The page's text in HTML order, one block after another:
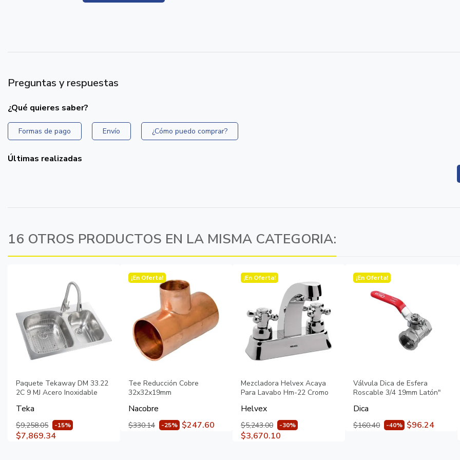
Preguntas y respuestas
¿Qué quieres saber?
Formas de pago Envío ¿Cómo puedo comprar?
Últimas realizadas
16 OTROS PRODUCTOS EN LA MISMA CATEGORIA:
Paquete Tekaway DM 33.22
2C 9 MJ Acero Inoxidable
Teka
$9,258.05 -15%
$7,869.34
¡En Oferta!
Tee Reducción Cobre
32x32x19mm
Nacobre
$330.14 -25% $247.60
¡En Oferta!
Mezcladora Helvex Acaya
Para Lavabo Hm-22 Cromo
Helvex
$5,243.00 -30%
$3,670.10
¡En Oferta!
Válvula Dica de Esfera
Roscable 3/4 19mm Latón"
Dica
$160.40 -40% $96.24